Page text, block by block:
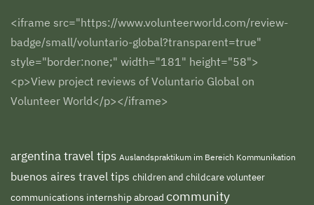
<iframe src="https://www.volunteerworld.com/review-
badge/small/voluntario-global?transparent=true"
style="border:none;" width="181" height="58">
<p>View project reviews of Voluntario Global on
Volunteer World</p></iframe>
argentina travel tips Auslandspraktikum im Bereich Kommunikation
buenos aires travel tips children and childcare volunteer
communications internship abroad community